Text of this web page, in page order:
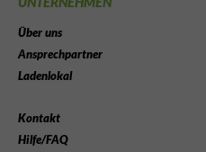
Über uns
Ansprechpartner
Ladenlokal
Kontakt
Hilfe/FAQ